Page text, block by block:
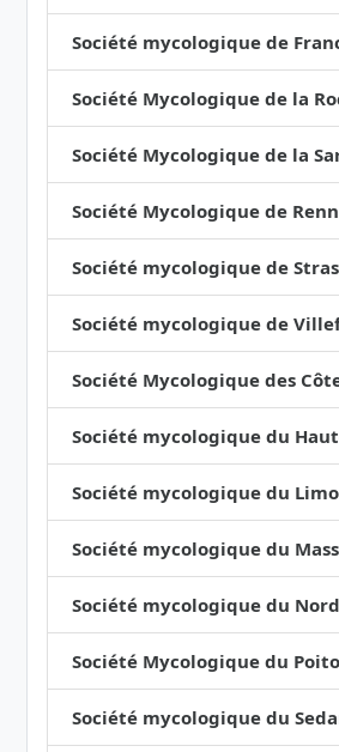
Société mycologique de
Société Mycologique de la
Société Mycologique de la
Société Mycologique de
Société mycologique de
Société mycologique de
Société Mycologique des
Société mycologique du
Société mycologique du
Société mycologique du
Société mycologique du
Société Mycologique du
Société mycologique du